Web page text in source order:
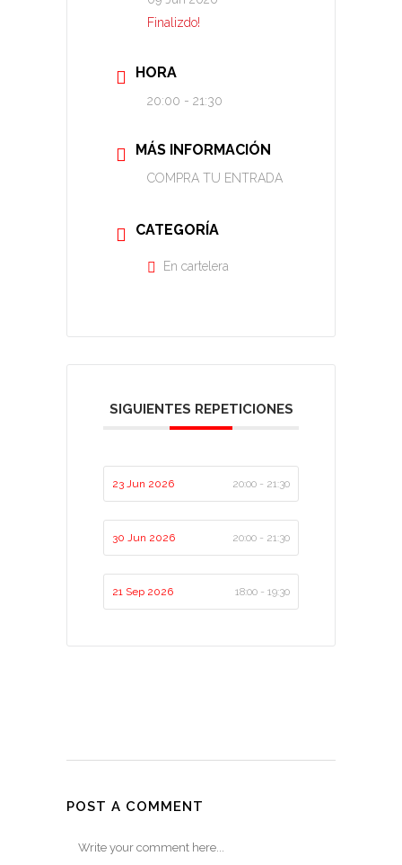
Finalizdo!
HORA
20:00 - 21:30
MÁS INFORMACIÓN
COMPRA TU ENTRADA
CATEGORÍA
En cartelera
SIGUIENTES REPETICIONES
23 Jun 2026 20:00 - 21:30
30 Jun 2026 20:00 - 21:30
21 Sep 2026 18:00 - 19:30
POST A COMMENT